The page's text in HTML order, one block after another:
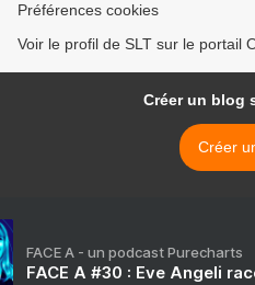
Préférences cookies
Voir le profil de SLT sur le portail
Créer un blog
Créer
FACE A - un podcast Purecharts
FACE A #30 : Eve Angeli